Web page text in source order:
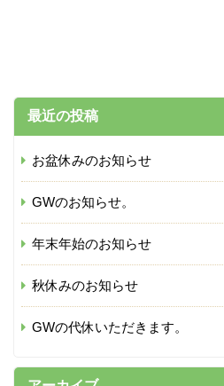
最近の投稿
お盆休みのお知らせ
GWのお知らせ。
年末年始のお知らせ
秋休みのお知らせ
GWの代休いただきます。